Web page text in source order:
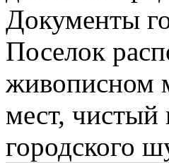
Документы
Поселок
живописном
мест, чистый
городского